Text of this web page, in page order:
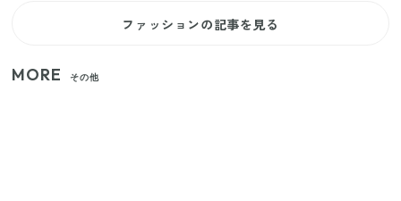
ファッションの記事を見る
MORE その他